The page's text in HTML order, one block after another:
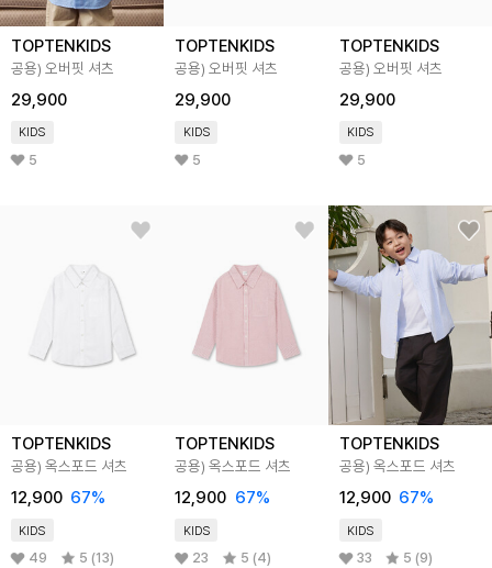
TOPTENKIDS
공용) 오버핏 셔츠
29,900
KIDS
5
TOPTENKIDS
공용) 오버핏 셔츠
29,900
KIDS
5
TOPTENKIDS
공용) 오버핏 셔츠
29,900
KIDS
5
TOPTENKIDS
공용) 옥스포드 셔츠
12,900 67%
KIDS
49 5 (13)
TOPTENKIDS
공용) 옥스포드 셔츠
12,900 67%
KIDS
23 5 (4)
TOPTENKIDS
공용) 옥스포드 셔츠
12,900 67%
KIDS
33 5 (9)